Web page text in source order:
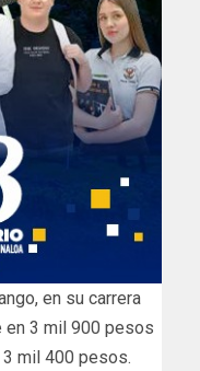
en su carrera
en 3 mil 900 pesos
mil 400 pesos.